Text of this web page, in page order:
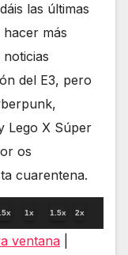
las últimas
más
del E3, pero
Lego X Súper
os
cuarentena.
.5x 1x 1.5x 2x
ventana